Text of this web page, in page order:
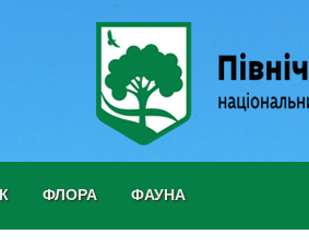
ФЛОРА ФАУНА